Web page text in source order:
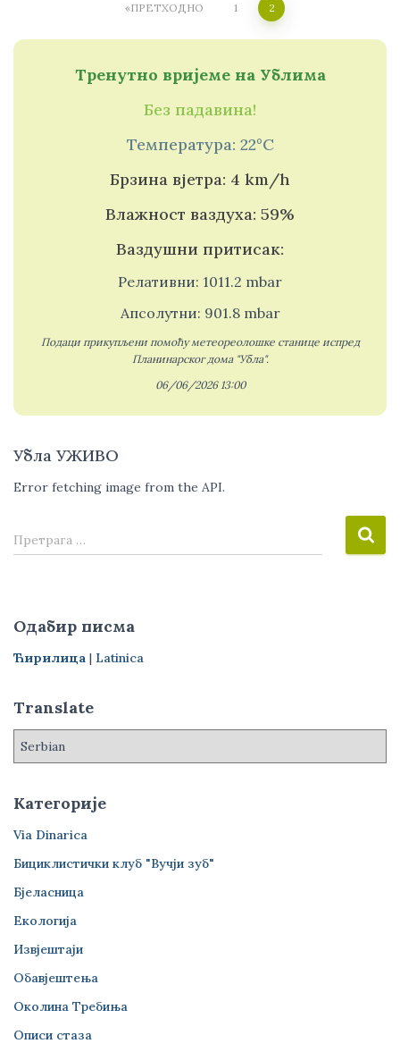
pagination
ПРЕТХОДНО 1 2
Тренутно вријеме на Ублима
Без падавина!
Температура: 22°C
Брзина вјетра: 4 km/h
Влажност ваздуха: 59%
Ваздушни притисак:
Релативни: 1011.2 mbar
Апсолутни: 901.8 mbar
Подаци прикупљени помоћу метеореолошке станице испред
Планинарског дома "Убла".
06/06/2026 13:00
Убла УЖИВО
Error fetching image from the API.
П
р
а
г
а
:
Претрага …
Одабир писма
Ћирилица | Latinica
Translate
Категорије
Via Dinarica
Бициклистички клуб "Вучји зуб"
Бјеласница
Екологија
Извјештаји
Обавјештења
Околина Требиња
Описи стаза